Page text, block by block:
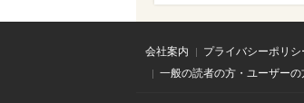
会社案内 プライバシーポリシ
一般の読者の方・ユーザー